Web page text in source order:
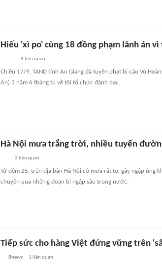
Hiếu 'xì po' cùng 18 đồng phạm lãnh án vì
9 liên quan
Chiều 17/9, TAND tỉnh An Giang đã tuyên phạt bị cáo Võ
An) 3 năm 6 tháng tù về tội tổ chức đánh bạc.
Hà Nội mưa trắng trời, nhiều tuyến
3 liên quan
Từ đêm 25, trên địa bàn Hà Nội có mưa rất to, gây ngập úng
chuyển qua những đoạn bị ngập sâu trong nước.
Tiếp sức cho hàng Việt đứng vững trên
Bnews 1 liên quan